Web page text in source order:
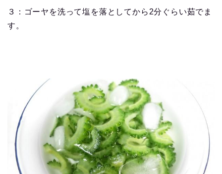
３：ゴーヤを洗って塩を落としてから2分ぐらい茹でま
す。